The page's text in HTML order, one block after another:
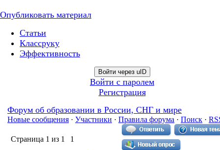
Опубликовать материал
Статьи
Классруку
Эффективность
Войти через uID
Войти с паролем
Регистрация
Форум об образовании в России, СНГ и мире
Новые сообщения · Участники · Правила форума · Поиск ·
Страница 1 из 1 1